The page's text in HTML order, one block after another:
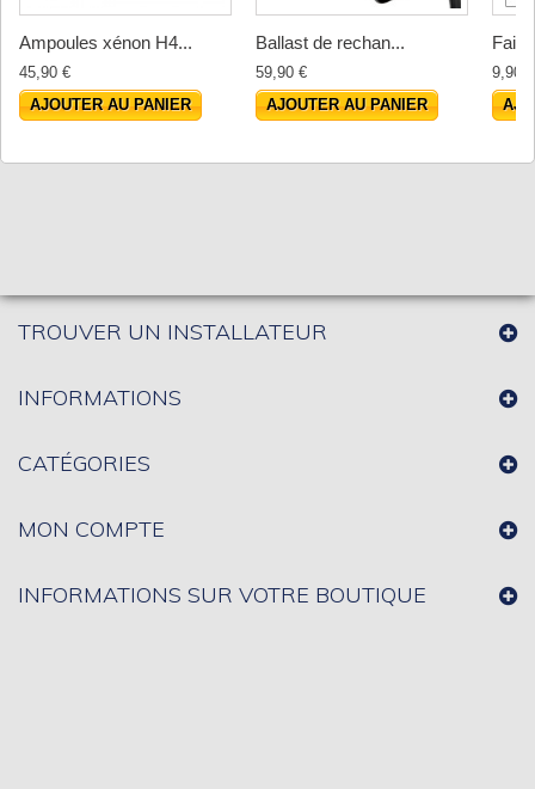
Ampoules xénon H4...
45,90 €
AJOUTER AU PANIER
Ballast de rechan...
59,90 €
AJOUTER AU PANIER
9,90 €
TROUVER UN INSTALLATEUR
INFORMATIONS
CATÉGORIES
MON COMPTE
INFORMATIONS SUR VOTRE BOUTIQUE